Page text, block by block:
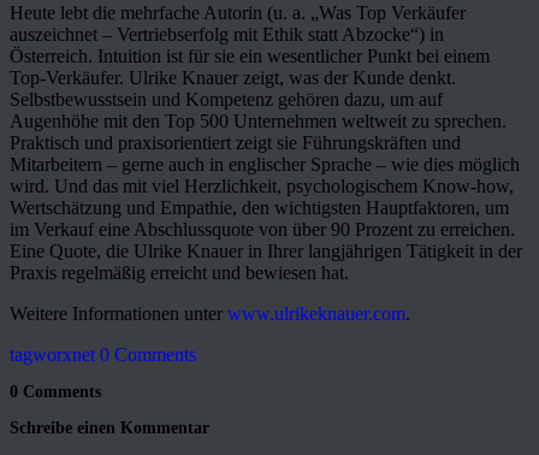
Heute lebt die mehrfache Autorin (u. a. „Was Top Verkäufer
auszeichnet – Vertriebserfolg mit Ethik statt Abzocke“) in
Österreich. Intuition ist für sie ein wesentlicher Punkt bei einem
Top-Verkäufer. Ulrike Knauer zeigt, was der Kunde denkt.
Selbstbewusstsein und Kompetenz gehören dazu, um auf
Augenhöhe mit den Top 500 Unternehmen weltweit zu sprechen.
Praktisch und praxisorientiert zeigt sie Führungskräften und
Mitarbeitern – gerne auch in englischer Sprache – wie dies möglich
wird. Und das mit viel Herzlichkeit, psychologischem Know-how,
Wertschätzung und Empathie, den wichtigsten Hauptfaktoren, um
im Verkauf eine Abschlussquote von über 90 Prozent zu erreichen.
Eine Quote, die Ulrike Knauer in Ihrer langjährigen Tätigkeit in der
Praxis regelmäßig erreicht und bewiesen hat.
Weitere Informationen unter www.ulrikeknauer.com.
tagworxnet 0 Comments
0 Comments
Schreibe einen Kommentar